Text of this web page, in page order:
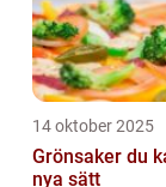
14 oktober 2025
Grönsaker du
nya sätt